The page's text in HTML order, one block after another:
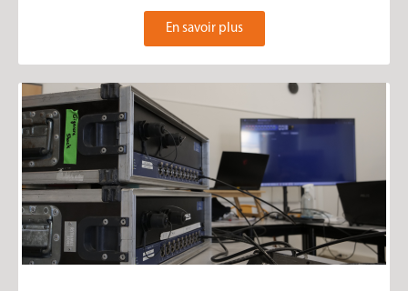
En savoir plus